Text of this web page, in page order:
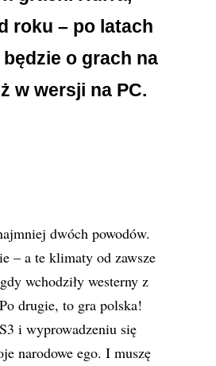
roku – po latach
o grach na
w wersji na PC.
dwóch powodów.
– a te klimaty od zawsze
wchodziły westerny z
drugie, to gra polska!
i wyprowadzeniu się
narodowe ego. I muszę